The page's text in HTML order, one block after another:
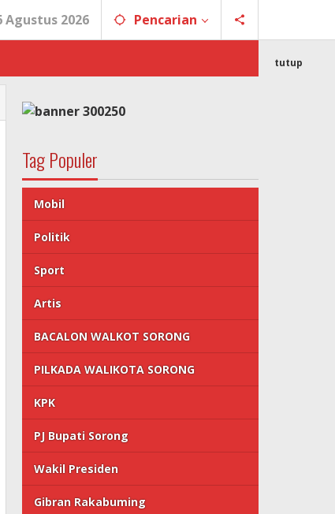
Agustus 2026 Pencarian
tutup
Tag Populer
Mobil
Politik
Sport
Artis
BACALON WALKOT SORONG
PILKADA WALIKOTA SORONG
KPK
PJ Bupati Sorong
Wakil Presiden
Gibran Rakabuming